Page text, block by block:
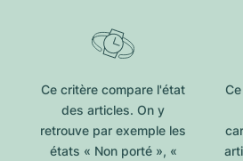
Ce critère compare l'état
des articles. On y
retrouve par exemple les
états « Non porté », «